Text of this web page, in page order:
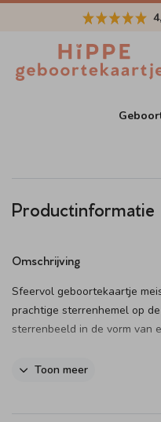
Productinformatie
Omschrijving
Sfeervol geboortekaartje
prachtige sterrenhemel op
sterrenbeeld in de vorm van
TIP! We hebben dit kaartje
Toon meer